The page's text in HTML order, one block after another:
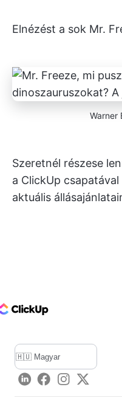
Elnézést a sok Mr.
Warner
Szeretnél részese
a ClickUp
aktuális
Logo
LinkedInFacebook
Instagram
Twitter